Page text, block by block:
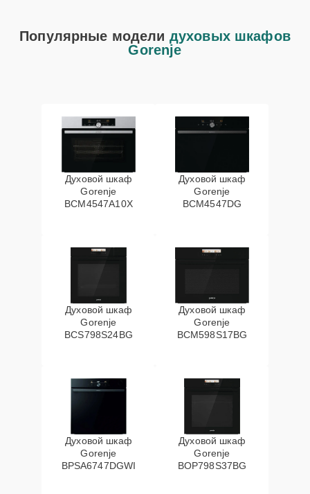
Популярные модели духовых шкафов
Gorenje
Духовой шкаф
Gorenje
BCM4547A10X
Духовой шкаф
Gorenje
BCM4547DG
Духовой шкаф
Gorenje
BCS798S24BG
Духовой шкаф
Gorenje
BCM598S17BG
Духовой шкаф
Gorenje
BPSA6747DGWI
Духовой шкаф
Gorenje
BOP798S37BG